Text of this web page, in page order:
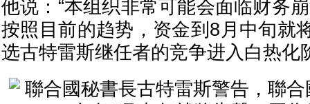
他说：“本组织非常可能会面临财务
按照目前的趋势，资金到8月中旬就
选古特雷斯继任者的竞争进入白热化